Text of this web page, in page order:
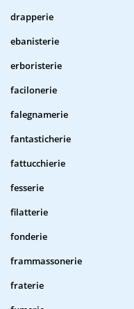
drapperie
ebanisterie
erboristerie
facilonerie
falegnamerie
fantasticherie
fattucchierie
fesserie
filatterie
fonderie
frammassonerie
fraterie